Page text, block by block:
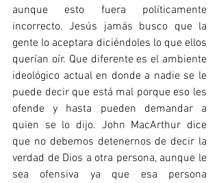
aunque esto fuera políticamente
incorrecto. Jesús jamás busco que la
gente lo aceptara diciéndoles lo que ellos
querían oír. Que diferente es el ambiente
ideológico actual en donde a nadie se le
puede decir que está mal porque eso les
ofende y hasta pueden demandar a
quien se lo dijo. John MacArthur dice
que no debemos detenernos de decir la
verdad de Dios a otra persona, aunque le
sea ofensiva ya que esa persona